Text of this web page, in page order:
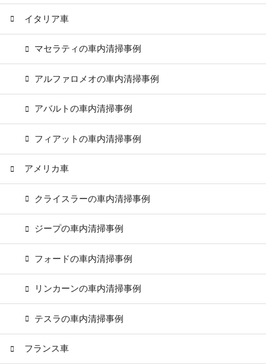
イタリア車
マセラティの車内清掃事例
アルファロメオの車内清掃事例
アバルトの車内清掃事例
フィアットの車内清掃事例
アメリカ車
クライスラーの車内清掃事例
ジープの車内清掃事例
フォードの車内清掃事例
リンカーンの車内清掃事例
テスラの車内清掃事例
フランス車